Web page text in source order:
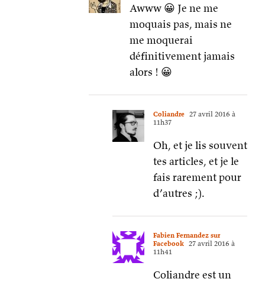
Awww 😀 Je ne me
moquais pas, mais ne
me moquerai
définitivement jamais
alors ! 😀
Coliandre 27 avril 2016 à
11h37
Oh, et je lis souvent
tes articles, et je le
fais rarement pour
d’autres ;).
Fabien Fernandez sur
Facebook 27 avril 2016 à
11h41
Coliandre est un